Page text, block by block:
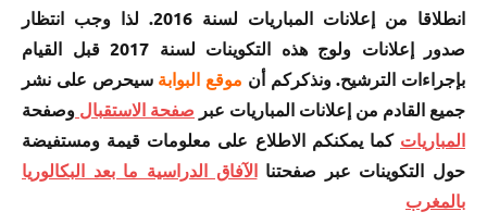
انطلاقا من إعلانات المباريات لسنة 2016. لذا وجب انتظار
صدور إعلانات ولوج هذه التكوينات لسنة 2017 قبل القيام
بإجراءات الترشيح. ونذكركم أن موقع البوابة سيحرص على نشر
جميع القادم من إعلانات المباريات عبر صفحة الاستقبال وصفحة
المباريات كما يمكنكم الاطلاع على معلومات قيمة ومستفيضة
حول التكوينات عبر صفحتناالآفاق الدراسية ما بعد البكالوريا
بالمغرب